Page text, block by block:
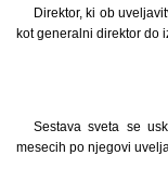
Direktor, ki ob
kot generalni direktor do
Sestava sveta se
mesecih po njegovi